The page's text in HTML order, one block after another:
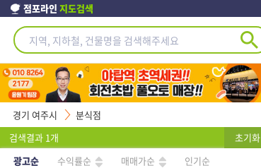
점포라인 지도검색
경기 여주시
분식점
검색결과 1개
초기화
광고순
수익률순 매매가순 인기순